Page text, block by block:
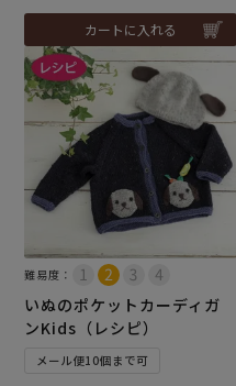
カートに入れる
難易度：
いぬのポケットカーディガ
ンKids（レシピ）
メール便10個まで可